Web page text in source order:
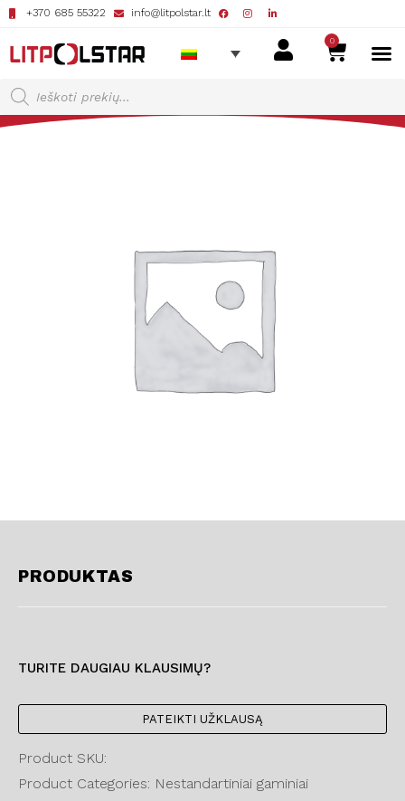
+370 685 55322 info@litpolstar.lt
0
PRODUKTAS
TURITE DAUGIAU KLAUSIMŲ?
PATEIKTI UŽKLAUSĄ
Product SKU:
Product Categories: Nestandartiniai gaminiai